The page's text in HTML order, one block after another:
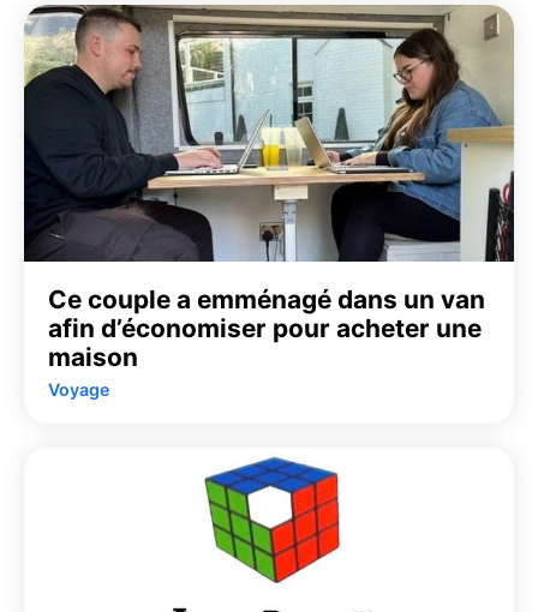
Ce couple a emménagé dans un van
afin d’économiser pour acheter une
maison
Voyage